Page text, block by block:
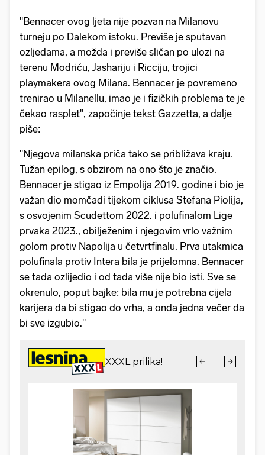
"Bennacer ovog ljeta nije pozvan na Milanovu
turneju po Dalekom istoku. Previše je sputavan
ozljedama, a možda i previše sličan po ulozi na
terenu Modriću, Jashariju i Ricciju, trojici
playmakera ovog Milana. Bennacer je povremeno
trenirao u Milanellu, imao je i fizičkih problema te je
čekao rasplet", započinje tekst Gazzetta, a dalje
piše:
"Njegova milanska priča tako se približava kraju.
Tužan epilog, s obzirom na ono što je značio.
Bennacer je stigao iz Empolija 2019. godine i bio je
važan dio momčadi tijekom ciklusa Stefana Piolija,
s osvojenim Scudettom 2022. i polufinalom Lige
prvaka 2023., obilježenim i njegovim vrlo važnim
golom protiv Napolija u četvrtfinalu. Prva utakmica
polufinala protiv Intera bila je prijelomna. Bennacer
se tada ozlijedio i od tada više nije bio isti. Sve se
okrenulo, poput bajke: bila mu je potrebna cijela
karijera da bi stigao do vrha, a onda jedna večer da
bi sve izgubio."